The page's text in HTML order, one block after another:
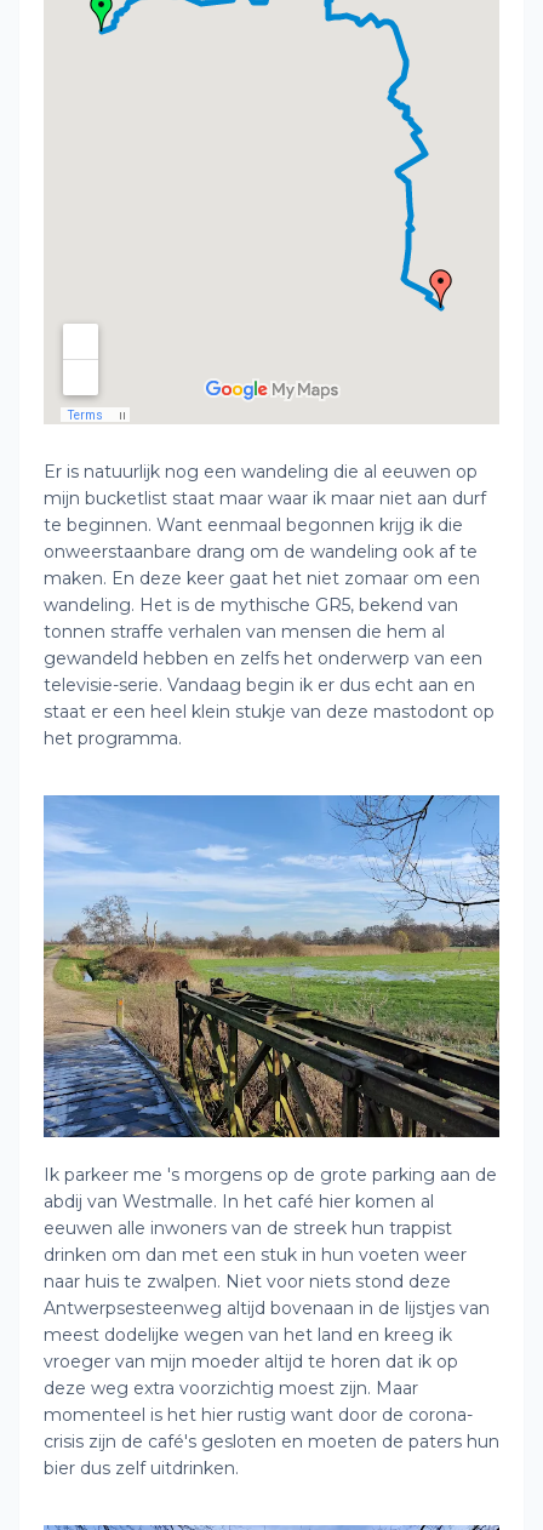
Er is natuurlijk nog een wandeling die al eeuwen op
mijn bucketlist staat maar waar ik maar niet aan durf
te beginnen. Want eenmaal begonnen krijg ik die
onweerstaanbare drang om de wandeling ook af te
maken. En deze keer gaat het niet zomaar om een
wandeling. Het is de mythische GR5, bekend van
tonnen straffe verhalen van mensen die hem al
gewandeld hebben en zelfs het onderwerp van een
televisie-serie. Vandaag begin ik er dus echt aan en
staat er een heel klein stukje van deze mastodont op
het programma.
Ik parkeer me 's morgens op de grote parking aan de
abdij van Westmalle. In het café hier komen al
eeuwen alle inwoners van de streek hun trappist
drinken om dan met een stuk in hun voeten weer
naar huis te zwalpen. Niet voor niets stond deze
Antwerpsesteenweg altijd bovenaan in de lijstjes van
meest dodelijke wegen van het land en kreeg ik
vroeger van mijn moeder altijd te horen dat ik op
deze weg extra voorzichtig moest zijn. Maar
momenteel is het hier rustig want door de corona-
crisis zijn de café's gesloten en moeten de paters hun
bier dus zelf uitdrinken.